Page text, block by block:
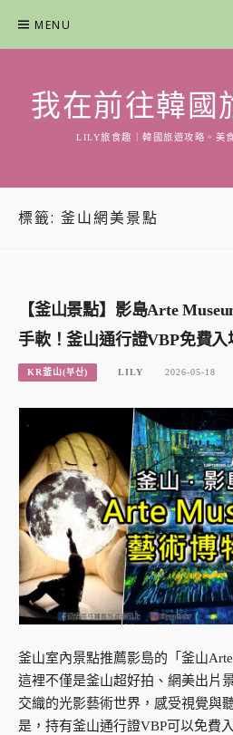
content
MENU
我在前往韓國
LILY旅食趣｜韓國旅遊攻略。美
標籤: 釜山網美景點
【釜山景點】影島Arte
手軟！釜山通行證VBP免費入
KR釜山(부산) LILY 2026-05-18
釜山室內景點推薦影島的「釜山
這裡不僅是釜山超好拍、網美出片
交織的光影藝術世界，感受視覺與
是，持有釜山通行證VBP可以免費